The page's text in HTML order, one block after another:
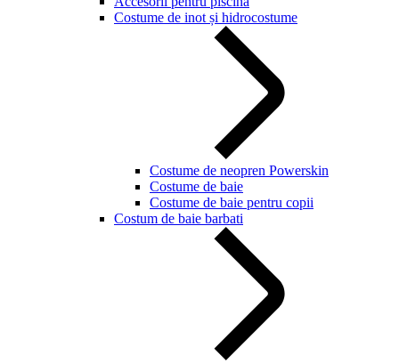
Costume de inot și hidrocostume
Costume de neopren Powerskin
Costume de baie
Costume de baie pentru copii
Costum de baie barbati